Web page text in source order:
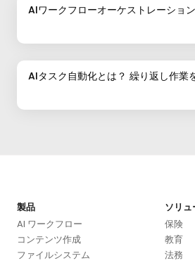
AIワークフローオーケストレーショ
AIタスク自動化とは？ 繰り返し作業
製品
AI ワークフロー
コンテンツ作成
ファイルシステム
ソリ
保険
教育
法務